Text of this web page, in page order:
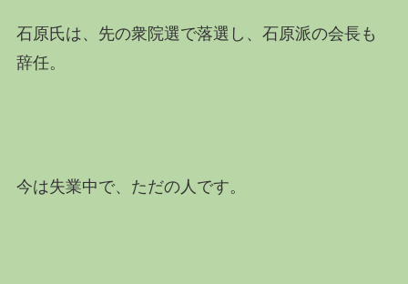
石原氏は、先の衆院選で落選し、石原派の会長も
辞任。
今は失業中で、ただの人です。